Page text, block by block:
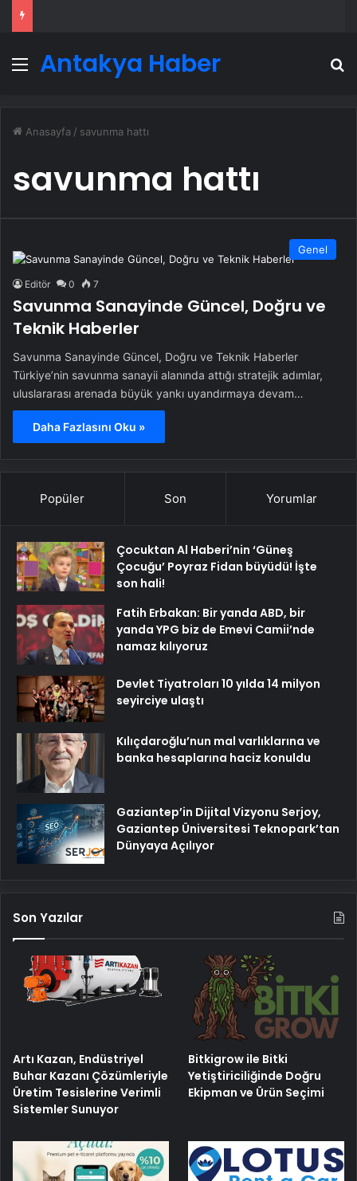
Menü
Antakya Haber
Anasayfa / savunma hattı
savunma hattı
Genel
Editör 0 7
Savunma Sanayinde Güncel, Doğru ve
Teknik Haberler
Savunma Sanayinde Güncel, Doğru ve Teknik Haberler
Türkiye’nin savunma sanayii alanında attığı stratejik adımlar,
uluslararası arenada büyük yankı uyandırmaya devam…
Daha Fazlasını Oku »
Popüler Son Yorumlar
Çocuktan Al Haberi’nin ‘Güneş
Çocuğu’ Poyraz Fidan büyüdü! İşte
son hali!
Fatih Erbakan: Bir yanda ABD, bir
yanda YPG biz de Emevi Camii’nde
namaz kılıyoruz
Devlet Tiyatroları 10 yılda 14 milyon
seyirciye ulaştı
Kılıçdaroğlu’nun mal varlıklarına ve
banka hesaplarına haciz konuldu
Gaziantep’in Dijital Vizyonu Serjoy,
Gaziantep Üniversitesi Teknopark’tan
Dünyaya Açılıyor
Son Yazılar
Artı Kazan, Endüstriyel
Buhar Kazanı Çözümleriyle
Üretim Tesislerine Verimli
Sistemler Sunuyor
Bitkigrow ile Bitki
Yetiştiriciliğinde Doğru
Ekipman ve Ürün Seçimi